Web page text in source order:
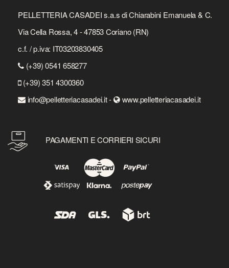
PELLETTERIA CASADEI s.a.s di Chiarabini Emanuela & C.
Via Cella Rossa, 4 - 47853 Coriano (RN)
c.f. / p.iva: IT03203830405
(+39) 0541 658277
(+39) 351 4300360
info@pelletteriacasadei.it -
www.pelletteriacasadei.it
PAGAMENTI E CORRIERI SICURI